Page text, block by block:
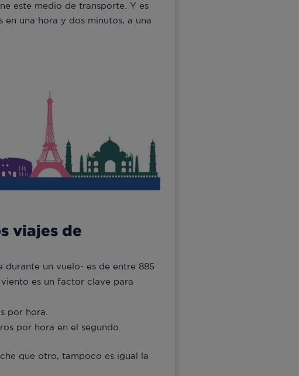
este medio de transporte. Y es
una hora y dos minutos, a una
viajes de
un vuelo- es de entre 885
es un factor clave para
por hora.
por hora en el segundo.
que otro, tampoco es igual la